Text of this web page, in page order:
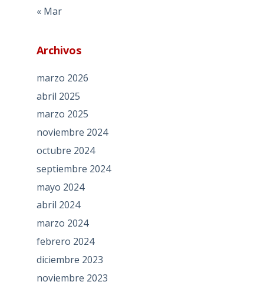
« Mar
Archivos
marzo 2026
abril 2025
marzo 2025
noviembre 2024
octubre 2024
septiembre 2024
mayo 2024
abril 2024
marzo 2024
febrero 2024
diciembre 2023
noviembre 2023